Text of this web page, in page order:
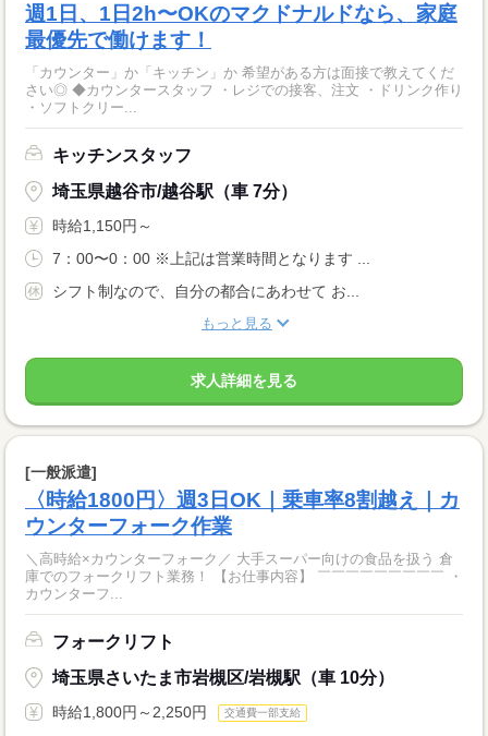
週1日、1日2h〜OKのマクドナルドなら、家庭
最優先で働けます！
「カウンター」か「キッチン」か 希望がある方は面接で教えてくだ
さい◎ ◆カウンタースタッフ ・レジでの接客、注文 ・ドリンク作り
・ソフトクリー...
キッチンスタッフ
埼玉県越谷市/越谷駅（車 7分）
時給1,150円～
7：00〜0：00 ※上記は営業時間となります ...
シフト制なので、自分の都合にあわせて お...
もっと見る
求人詳細を見る
[一般派遣]
〈時給1800円〉週3日OK｜乗車率8割越え｜カ
ウンターフォーク作業
＼高時給×カウンターフォーク／ 大手スーパー向けの食品を扱う 倉
庫でのフォークリフト業務！ 【お仕事内容】 ￣￣￣￣￣￣￣￣￣ ・
カウンターフ...
フォークリフト
埼玉県さいたま市岩槻区/岩槻駅（車 10分）
時給1,800円～2,250円 交通費一部支給